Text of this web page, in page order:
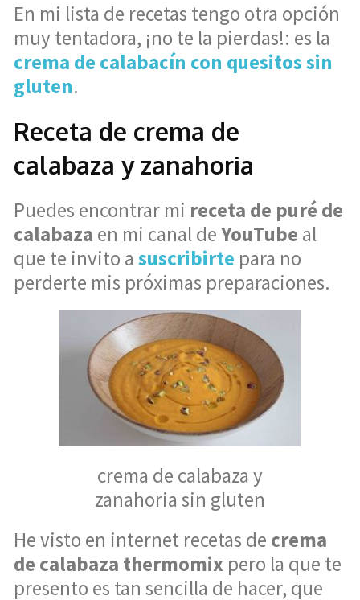
En mi lista de recetas tengo otra opción
muy tentadora, ¡no te la pierdas!: es la
crema de calabacín con quesitos sin
gluten.
Receta de crema de
calabaza y zanahoria
Puedes encontrar mi receta de puré de
calabaza en mi canal deYouTube al
que te invito a suscribirte para no
perderte mis próximas preparaciones.
crema de calabaza y
zanahoria sin gluten
He visto en internet recetas de crema
de calabaza thermomix pero la que te
presento es tan sencilla de hacer, que